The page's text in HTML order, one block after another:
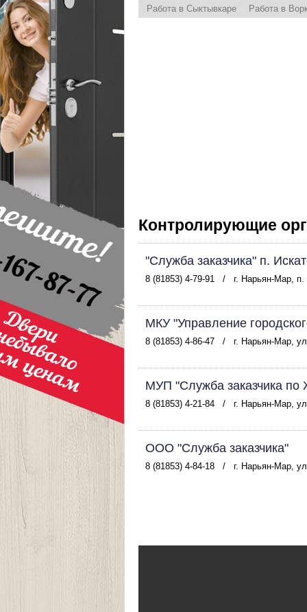
Работа в Сыктывкаре Работа в
Контролирующие
"Служба заказчика" п.
8 (81853) 4-79-91 / г. Нарьян-Мар,
МКУ "Управление
8 (81853) 4-86-47 / г. Нарьян-Мар,
МУП "Служба заказчика
8 (81853) 4-21-84 / г. Нарьян-Мар,
ООО "Служба заказчика"
8 (81853) 4-84-18 / г. Нарьян-Мар,